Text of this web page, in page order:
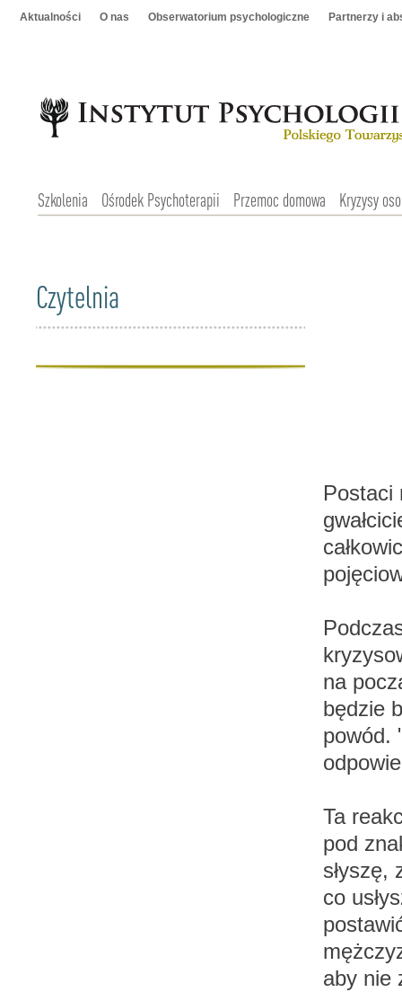
Aktualności O nas Obserwatorium psychologiczne Partnerzy i
Szkolenia Ośrodek Psychoterapii Przemoc domowa Kryzysy
Czytelnia
Postaci
na
będzie
powód.
Ta
pod
słyszę,
co
aby nie